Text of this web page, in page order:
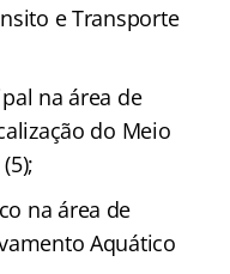
e Transporte
na área de
do Meio
na área de
Aquático